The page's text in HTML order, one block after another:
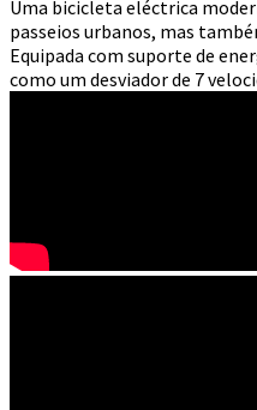
Uma bicicleta eléctrica
passeios urbanos, mas
Equipada com suporte de
como um desviador de 7